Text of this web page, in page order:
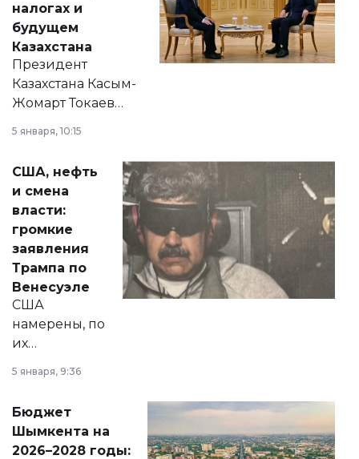
налогах и
будущем
Казахстана
Президент
Казахстана Касым-
Жомарт Токаев
сразу несколько
актуальных тем —
от слухов о
политических
реформах до
вопросов армии,
экономики и
личного здоровья.
5 января, 10:15
США, нефть
и смена
власти:
громкие
заявления
Трампа по
Венесуэле
США
намерены, по
их
принести
народу
Венесуэлы.
5 января, 9:36
Бюджет
Шымкента на
2026–2028 годы: